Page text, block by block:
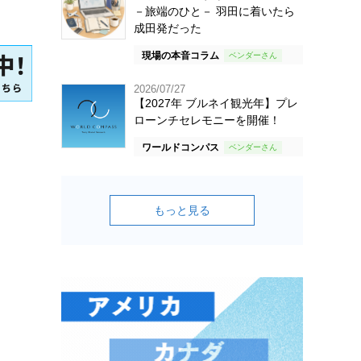
－旅端のひと－ 羽田に着いたら
成田発だった
現場の本音コラム
2026/07/27
【2027年 ブルネイ観光年】プレ
ローンチセレモニーを開催！
ワールドコンパス
もっと見る